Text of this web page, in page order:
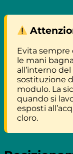
Evita
le mani
all’interno
sostituzione
modulo. La
quando si
esposti
cloro.